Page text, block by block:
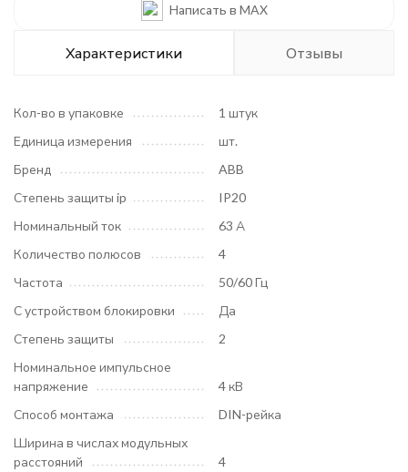
Написать в MAX
Характеристики Отзывы
Кол-во в упаковке
1 штук
Единица измерения
шт.
Бренд
ABB
Степень защиты ip
IP20
Номинальный ток
63 А
Количество полюсов
4
Частота
50/60 Гц
С устройством блокировки
Да
Степень защиты
2
Номинальное импульсное
напряжение
4 кВ
Способ монтажа
DIN-рейка
Ширина в числах модульных
расстояний
4